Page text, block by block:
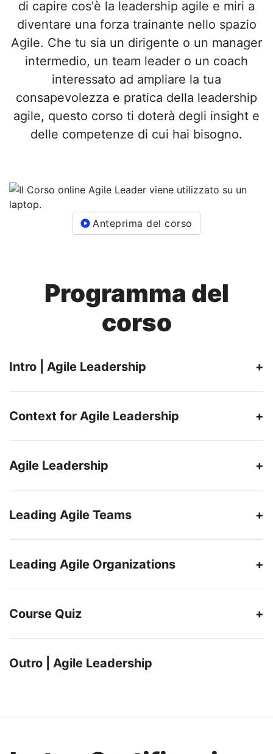
di capire cos'è la leadership agile e miri a
diventare una forza trainante nello spazio
Agile. Che tu sia un dirigente o un manager
intermedio, un team leader o un coach
interessato ad ampliare la tua
consapevolezza e pratica della leadership
agile, questo corso ti doterà degli insight e
delle competenze di cui hai bisogno.
Anteprima del corso
Programma del
corso
Intro | Agile Leadership
Context for Agile Leadership
Agile Leadership
Leading Agile Teams
Leading Agile Organizations
Course Quiz
Outro | Agile Leadership